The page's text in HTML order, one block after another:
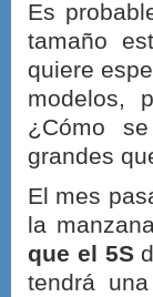
Es
tamaño
quiere
modelos,
¿Cómo
grandes
El mes
la
que el 5S
tendrá